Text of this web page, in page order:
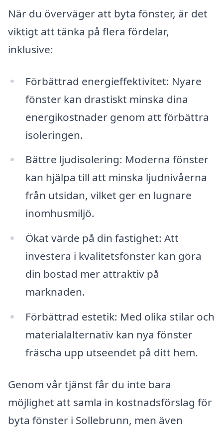
När du överväger att byta fönster, är det
viktigt att tänka på flera fördelar,
inklusive:
Förbättrad energieffektivitet: Nyare
fönster kan drastiskt minska dina
energikostnader genom att förbättra
isoleringen.
Bättre ljudisolering: Moderna fönster
kan hjälpa till att minska ljudnivåerna
från utsidan, vilket ger en lugnare
inomhusmiljö.
Ökat värde på din fastighet: Att
investera i kvalitetsfönster kan göra
din bostad mer attraktiv på
marknaden.
Förbättrad estetik: Med olika stilar och
materialalternativ kan nya fönster
fräscha upp utseendet på ditt hem.
Genom vår tjänst får du inte bara
möjlighet att samla in kostnadsförslag för
byta fönster i Sollebrunn, men även